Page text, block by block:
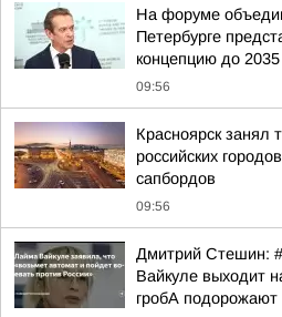
На форуме
Петербурге
концепцию до 2035
09:56
Красноярск занял
российских
сапбордов
09:56
Дмитрий Стешин:
Вайкуле выходит
гробА подорожают